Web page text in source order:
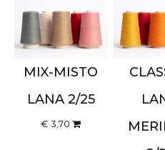
MIX-MISTO
LANA 2/25
€ 3,70